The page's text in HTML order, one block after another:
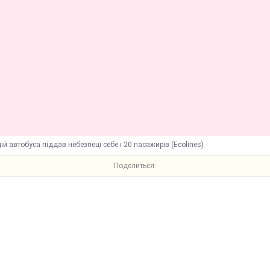
автобуса піддав небезпеці себе і 20 пасажирів (Ecolines)
Поделиться: